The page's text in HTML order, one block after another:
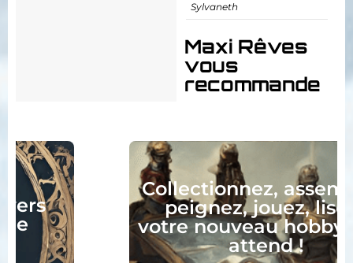
Sylvaneth
Maxi Rêves
vous
recommande
Collectionnez, assemblez,
peignez, jouez, lisez :
votre nouveau hobby vous
attend !